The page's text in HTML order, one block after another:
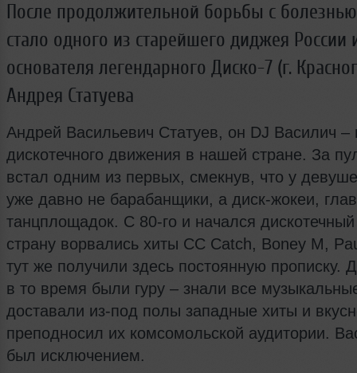
После продолжительной борьбы с
стало одного из старейшего диджея России
основателя легендарного Диско-7 (г.
Андрея Статуева
Андрей Васильевич Статуев, он DJ Василич –
дискотечного движения в нашей стране. За
встал одним из первых, смекнув, что у
уже давно не барабанщики, а диск-жокеи,
танцплощадок. С 80-го и начался
страну ворвались хиты CC Catch, Boney M,
тут же получили здесь постоянную прописку.
в то время были гуру – знали все
доставали из-под полы западные хиты и
преподносил их комсомольской аудитории.
был исключением.